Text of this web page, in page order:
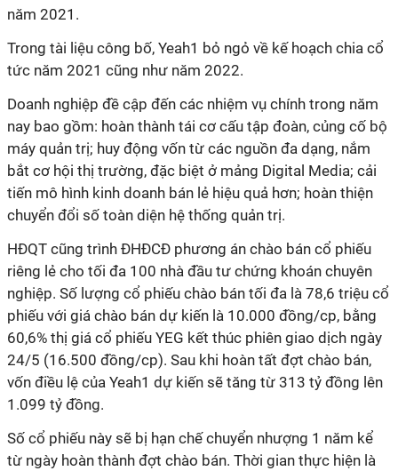
năm 2021.
Trong tài liệu công bố, Yeah1 bỏ ngỏ về kế hoạch chia cổ
tức năm 2021 cũng như năm 2022.
Doanh nghiệp đề cập đến các nhiệm vụ chính trong năm
nay bao gồm: hoàn thành tái cơ cấu tập đoàn, củng cố bộ
máy quản trị; huy động vốn từ các nguồn đa dạng, nắm
bắt cơ hội thị trường, đặc biệt ở mảng Digital Media; cải
tiến mô hình kinh doanh bán lẻ hiệu quả hơn; hoàn thiện
chuyển đổi số toàn diện hệ thống quản trị.
HĐQT cũng trình ĐHĐCĐ phương án chào bán cổ phiếu
riêng lẻ cho tối đa 100 nhà đầu tư chứng khoán chuyên
nghiệp. Số lượng cổ phiếu chào bán tối đa là 78,6 triệu cổ
phiếu với giá chào bán dự kiến là 10.000 đồng/cp, bằng
60,6% thị giá cổ phiếu YEG kết thúc phiên giao dịch ngày
24/5 (16.500 đồng/cp). Sau khi hoàn tất đợt chào bán,
vốn điều lệ của Yeah1 dự kiến sẽ tăng từ 313 tỷ đồng lên
1.099 tỷ đồng.
Số cổ phiếu này sẽ bị hạn chế chuyển nhượng 1 năm kể
từ ngày hoàn thành đợt chào bán. Thời gian thực hiện là